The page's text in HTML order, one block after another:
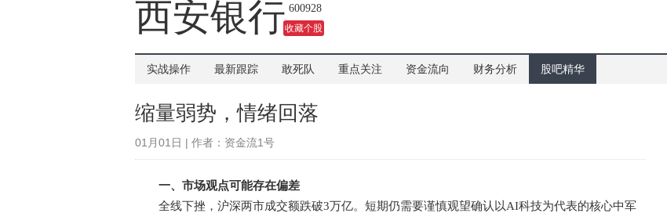
西安银行 600928
收藏个股
实战操作 最新跟踪 敢死队 重点关注 资金流向 财务分析 股吧精华
缩量弱势，情绪回落
01月01日 | 作者：资金流1号
一、市场观点可能存在偏差
全线下挫，沪深两市成交额跌破3万亿。短期仍需要谨慎观望确认以AI科技为代表的核心中军